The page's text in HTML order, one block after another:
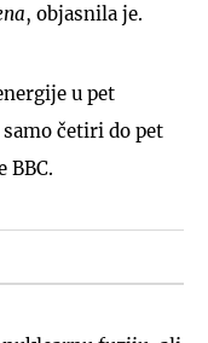
, objasnila je.
u pet
četiri do pet
BBC.